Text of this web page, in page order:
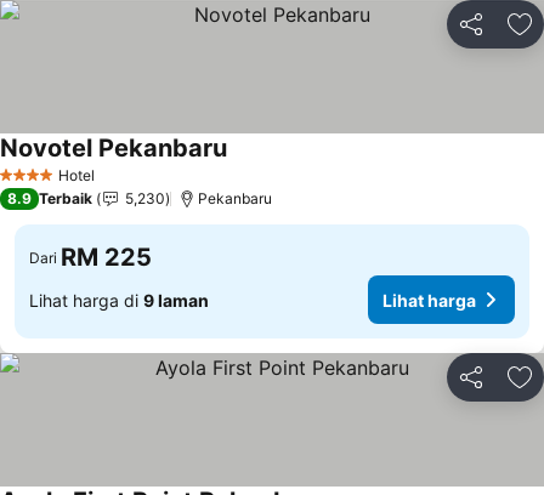
Kongsi
4 BintangHotel
Novotel Pekanbaru
8.9 Terbaik 5,230 Pekanbaru
Dari RM 225
Lihat harga di 9 laman Lihat harga
Kongsi